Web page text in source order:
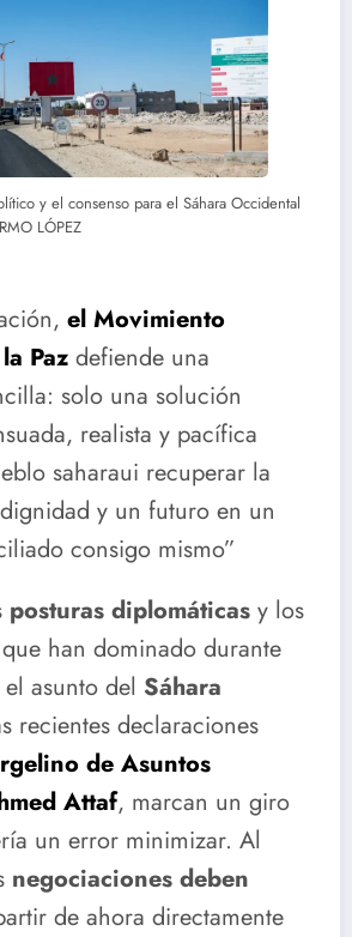
y el consenso para el Sáhara Occidental
LÓPEZ
el Movimiento
Paz defiende una
solo una solución
realista y pacífica
saharaui recuperar la
y un futuro en un
consigo mismo”
posturas diplomáticas y los
han dominado durante
asunto del Sáhara
recientes declaraciones
de Asuntos
Attaf, marcan un giro
un error minimizar. Al
negociaciones deben
de ahora directamente